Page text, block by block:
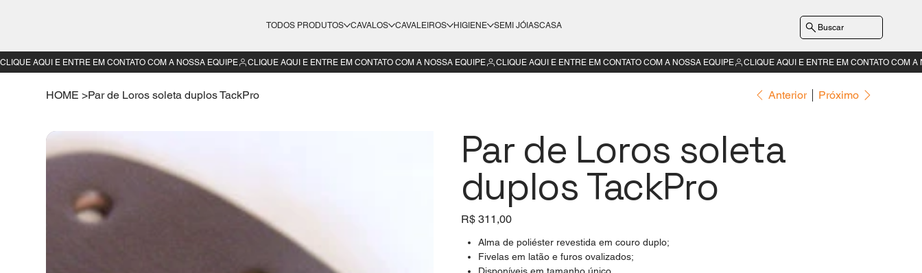
TODOS PRODUTOS CAVALOS CAVALEIROS HIGIENE SEMI JÓIASCASA Buscar
HOME >Par de Loros soleta duplos TackPro Anterior Próximo
Par de Loros soleta
duplos TackPro
Preço
R$ 311,00
Alma de poliéster revestida em couro duplo;
Fivelas em latão e furos ovalizados;
CLIQUE AQUI E ENTRE EM CONTATO COM A NOSSA EQUIPE